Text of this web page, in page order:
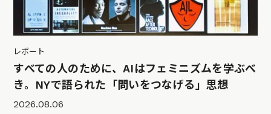
レポート
すべての人のために、AIはフェミニズムを学ぶべ
き。NYで語られた「問いをつなげる」思想
2026.08.06